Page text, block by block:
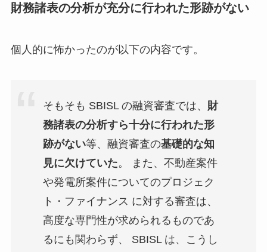
財務諸表の分析が充分に行われた形跡がない
個人的に怖かったのが以下の内容です。
そもそも SBISL の融資審査では、 財
務諸表の分析すら十分に行われた形
跡がない等、融資審査の基礎的な知
見に欠けていた。 また、不動産案件
や発電所案件についてのプロジェク
ト・ファイナンス に対する審査は、
高度な専門性が求められるものであ
るにも関わらず、 SBISL は、こうし